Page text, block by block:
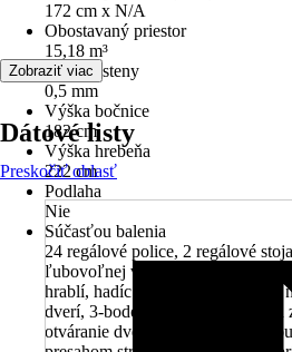
172 cm x N/A
Obostavaný priestor
15,18 m³
Hrúbka steny
0,5 mm
Výška bočnice
182 cm
Výška hrebeňa
222 cm
Podlaha
Nie
Súčasťou balenia
24 regálové police, 2 regálové
ľubovoľnej výšky), 4 nástrojové
hrablí, hadíc a pod.), 2 držiaky na
dverí, 3-bodový zámok s kľučkou
otváranie dverí s tlakovou
Zobraziť viac
Dátové listy
Preskočiť oblasť